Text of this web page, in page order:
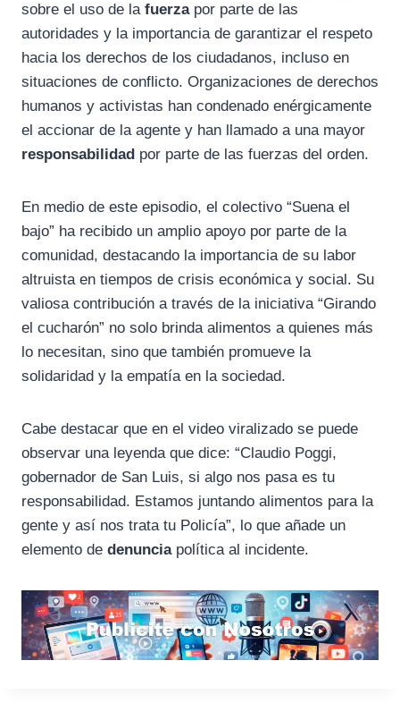
sobre el uso de la fuerzapor parte de las
autoridades y la importancia de garantizar el respeto
hacia los derechos de los ciudadanos, incluso en
situaciones de conflicto. Organizaciones de derechos
humanos y activistas han condenado enérgicamente
el accionar de la agente y han llamado a una mayor
responsabilidad por parte de las fuerzas del orden.
En medio de este episodio, el colectivo “Suena el
bajo” ha recibido un amplio apoyo por parte de la
comunidad, destacando la importancia de su labor
altruista en tiempos de crisis económica y social. Su
valiosa contribución a través de la iniciativa “Girando
el cucharón” no solo brinda alimentos a quienes más
lo necesitan, sino que también promueve la
solidaridad y la empatía en la sociedad.
Cabe destacar que en el video viralizado se puede
observar una leyenda que dice: “Claudio Poggi,
gobernador de San Luis, si algo nos pasa es tu
responsabilidad. Estamos juntando alimentos para la
gente y así nos trata tu Policía”, lo que añade un
elemento de denunciapolítica al incidente.